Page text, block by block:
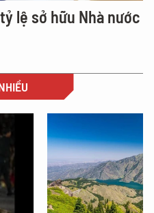
lệ sở hữu Nhà nước